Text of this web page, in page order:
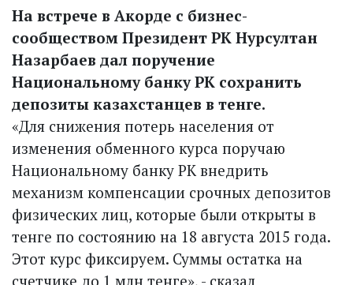
На встрече в Акорде с бизнес-
сообществом Президент РК Нурсултан
Назарбаев дал поручение
Национальному банку РК сохранить
депозиты казахстанцев в тенге.
«Для снижения потерь населения от
изменения обменного курса поручаю
Национальному банку РК внедрить
механизм компенсации срочных депозитов
физических лиц, которые были открыты в
тенге по состоянию на 18 августа 2015 года.
Этот курс фиксируем. Суммы остатка на
счетчике до 1 млн тенге», - сказал